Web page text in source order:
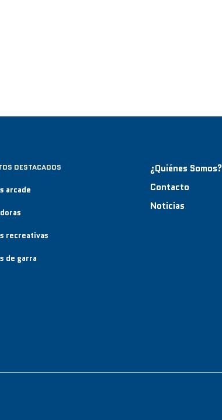
DESTACADOS
arcade
recreativas
de garra
¿Quiénes Somos?
Contacto
Noticias